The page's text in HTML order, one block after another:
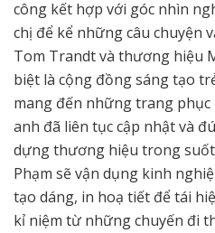
công kết hợp với góc nhìn
chị để kể những câu chuyện
Tom Trandt và thương hiệu
biệt là cộng đồng sáng tạo
mang đến những trang
anh đã liên tục cập nhật và
dựng thương hiệu trong
Phạm sẽ vận dụng kinh
tạo dáng, in hoạ tiết để tái
kỉ niệm từ những chuyến đi